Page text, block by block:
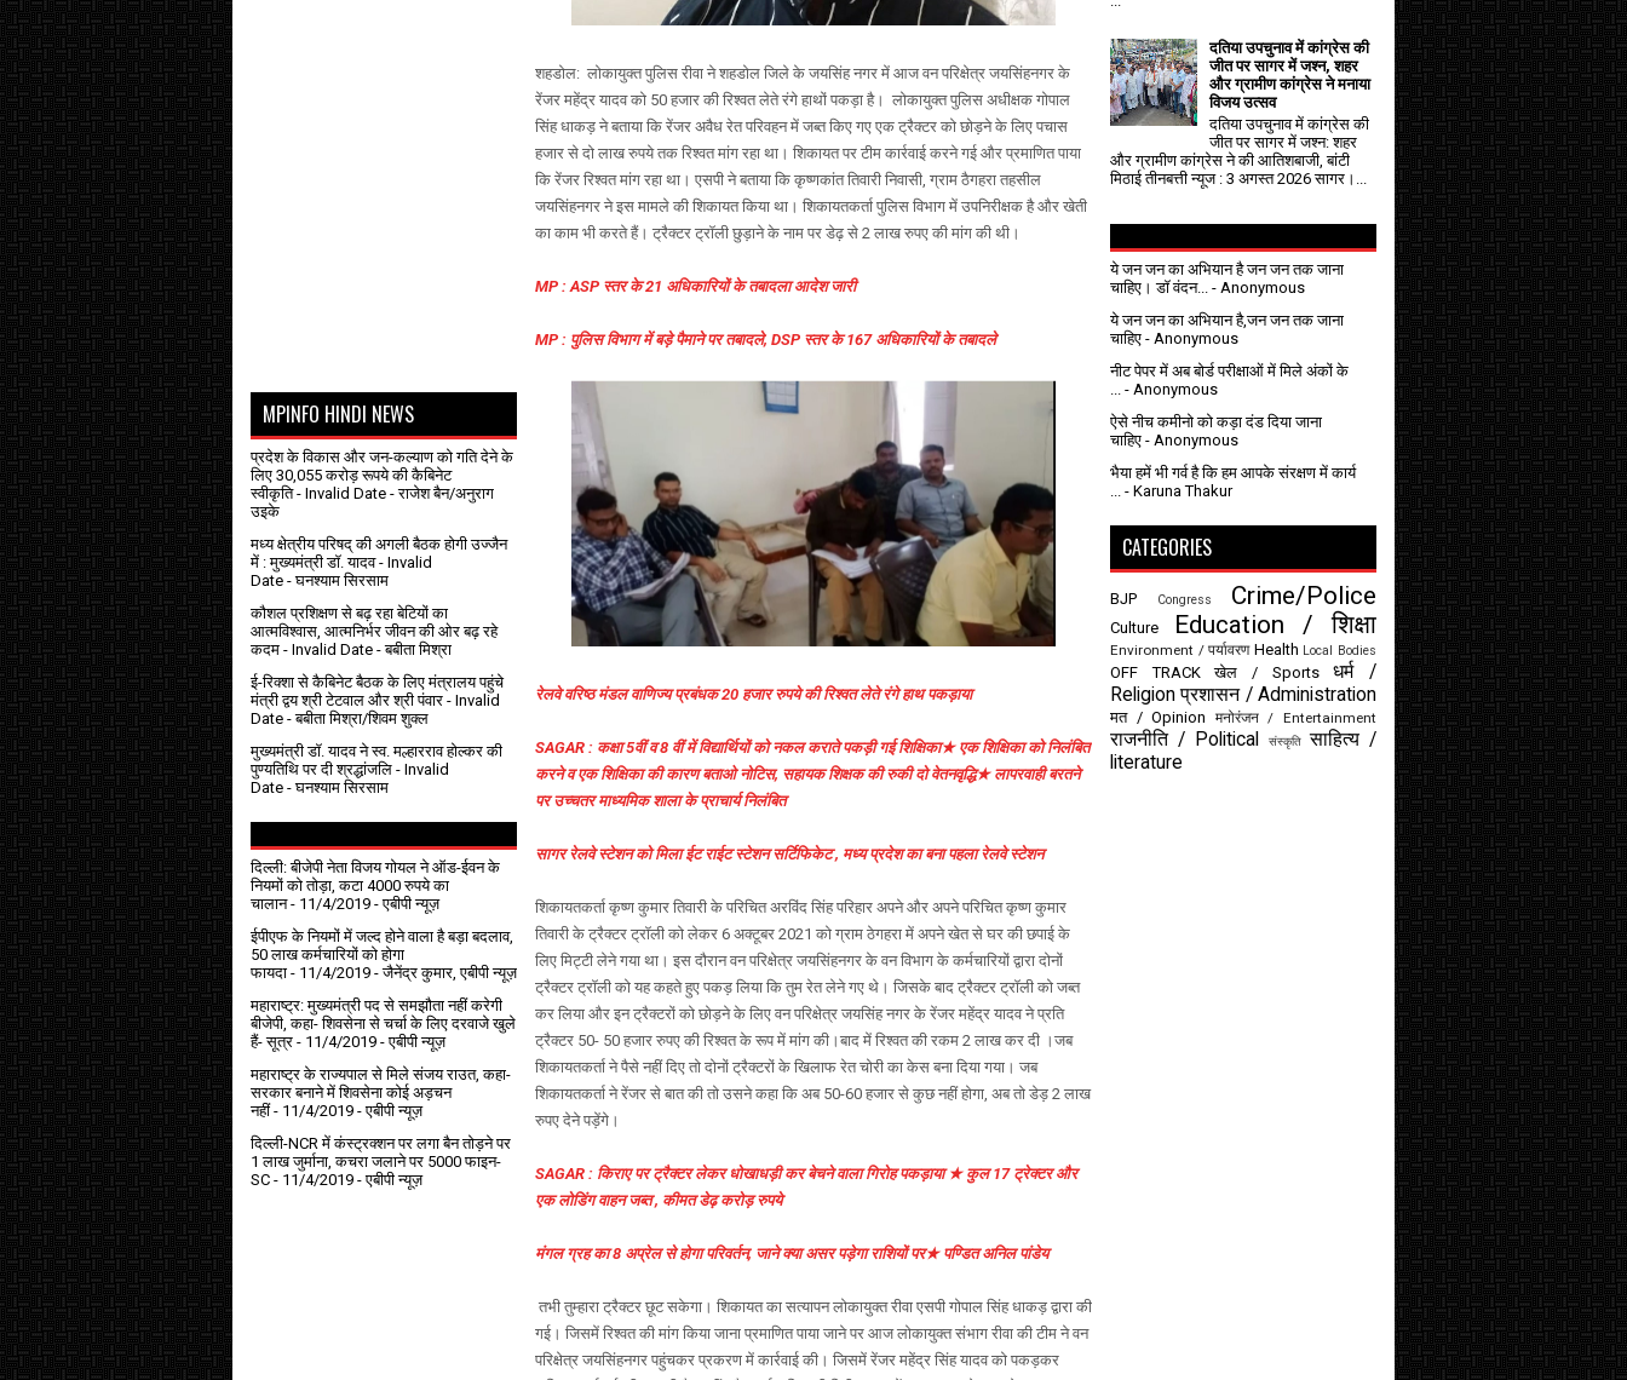
शहडोल: लोकायुक्त पुलिस रीवा ने शहडोल जिले के जयसिंह नगर में आज वन परिक्षेत्र जयसिंहनगर के
रेंजर महेंद्र यादव को 50 हजार की रिश्वत लेते रंगे हाथों पकड़ा है। लोकायुक्त पुलिस अधीक्षक गोपाल
सिंह धाकड़ ने बताया कि रेंजर अवैध रेत परिवहन में जब्त किए गए एक ट्रैक्टर को छोड़ने के लिए पचास
हजार से दो लाख रुपये तक रिश्वत मांग रहा था। शिकायत पर टीम कार्रवाई करने गई और प्रमाणित पाया
कि रेंजर रिश्वत मांग रहा था। एसपी ने बताया कि कृष्णकांत तिवारी निवासी, ग्राम ठैगहरा तहसील
जयसिंहनगर ने इस मामले की शिकायत किया था। शिकायतकर्ता पुलिस विभाग में उपनिरीक्षक है और खेती
का काम भी करते हैं। ट्रैक्टर ट्रॉली छुड़ाने के नाम पर डेढ़ से 2 लाख रुपए की मांग की थी।
MP : ASP स्तर के 21 अधिकारियों के तबादला आदेश जारी
MP : पुलिस विभाग में बड़े पैमाने पर तबादले, DSP स्तर के 167 अधिकारियों के तबादले
रेलवे वरिष्ठ मंडल वाणिज्य प्रबंधक 20 हजार रुपये की रिश्वत लेते रंगे हाथ पकड़ाया
SAGAR : कक्षा 5वीं व 8 वीं में विद्यार्थियों को नकल कराते पकड़ी गई शिक्षिका★ एक शिक्षिका को निलंबित
करने व एक शिक्षिका की कारण बताओ नोटिस, सहायक शिक्षक की रुकी दो वेतनवृद्धि★ लापरवाही बरतने
पर उच्चतर माध्यमिक शाला के प्राचार्य निलंबित
सागर रेलवे स्टेशन को मिला ईट राईट स्टेशन सर्टिफिकेट , मध्य प्रदेश का बना पहला रेलवे स्टेशन
शिकायतकर्ता कृष्ण कुमार तिवारी के परिचित अरविंद सिंह परिहार अपने और अपने परिचित कृष्ण कुमार
तिवारी के ट्रैक्टर ट्रॉली को लेकर 6 अक्टूबर 2021 को ग्राम ठेगहरा में अपने खेत से घर की छपाई के
लिए मिट्टी लेने गया था। इस दौरान वन परिक्षेत्र जयसिंहनगर के वन विभाग के कर्मचारियों द्वारा दोनों
ट्रैक्टर ट्रॉली को यह कहते हुए पकड़ लिया कि तुम रेत लेने गए थे। जिसके बाद ट्रैक्टर ट्रॉली को जब्त
कर लिया और इन ट्रैक्टरों को छोड़ने के लिए वन परिक्षेत्र जयसिंह नगर के रेंजर महेंद्र यादव ने प्रति
ट्रैक्टर 50- 50 हजार रुपए की रिश्वत के रूप में मांग की।बाद में रिश्वत की रकम 2 लाख कर दी ।जब
शिकायतकर्ता ने पैसे नहीं दिए तो दोनों ट्रैक्टरों के खिलाफ रेत चोरी का केस बना दिया गया। जब
शिकायतकर्ता ने रेंजर से बात की तो उसने कहा कि अब 50-60 हजार से कुछ नहीं होगा, अब तो डेड़ 2 लाख
रुपए देने पड़ेंगे।
SAGAR : किराए पर ट्रैक्टर लेकर धोखाधड़ी कर बेचने वाला गिरोह पकड़ाया ★ कुल 17 ट्रेक्टर और
एक लोडिंग वाहन जब्त , कीमत डेढ़ करोड़ रुपये
मंगल ग्रह का 8 अप्रेल से होगा परिवर्तन, जाने क्या असर पड़ेगा राशियों पर★ पण्डित अनिल पांडेय
तभी तुम्हारा ट्रैक्टर छूट सकेगा। शिकायत का सत्यापन लोकायुक्त रीवा एसपी गोपाल सिंह धाकड़ द्वारा की
गई। जिसमें रिश्वत की मांग किया जाना प्रमाणित पाया जाने पर आज लोकायुक्त संभाग रीवा की टीम ने वन
परिक्षेत्र जयसिंहनगर पहुंचकर प्रकरण में कार्रवाई की। जिसमें रेंजर महेंद्र सिंह यादव को पकड़कर
MPINFO HINDI NEWS
प्रदेश के विकास और जन-कल्याण को गति देने के
लिए 30,055 करोड़ रूपये की कैबिनेट
स्वीकृति- Invalid Date - राजेश बैन/अनुराग
उइके
मध्य क्षेत्रीय परिषद् की अगली बैठक होगी उज्जैन
में : मुख्यमंत्री डॉ. यादव- Invalid
Date - घनश्याम सिरसाम
कौशल प्रशिक्षण से बढ़ रहा बेटियों का
आत्मविश्वास, आत्मनिर्भर जीवन की ओर बढ़ रहे
कदम - Invalid Date - बबीता मिश्रा
ई-रिक्शा से कैबिनेट बैठक के लिए मंत्रालय पहुंचे
मंत्री द्वय श्री टेटवाल और श्री पंवार - Invalid
Date - बबीता मिश्रा/शिवम शुक्ल
मुख्यमंत्री डॉ. यादव ने स्व. मल्हारराव होल्कर की
पुण्यतिथि पर दी श्रद्धांजलि - Invalid
Date - घनश्याम सिरसाम
दिल्ली: बीजेपी नेता विजय गोयल ने ऑड-ईवन के
नियमों को तोड़ा, कटा 4000 रुपये का
चालान- 11/4/2019 - एबीपी न्यूज़
ईपीएफ के नियमों में जल्द होने वाला है बड़ा बदलाव,
50 लाख कर्मचारियों को होगा
फायदा - 11/4/2019 - जैनेंद्र कुमार, एबीपी न्यूज़
महाराष्ट्र: मुख्यमंत्री पद से समझौता नहीं करेगी
बीजेपी, कहा- शिवसेना से चर्चा के लिए दरवाजे खुले
हैं- सूत्र - 11/4/2019 - एबीपी न्यूज़
महाराष्ट्र के राज्यपाल से मिले संजय राउत, कहा-
सरकार बनाने में शिवसेना कोई अड़चन
नहीं- 11/4/2019 - एबीपी न्यूज़
दिल्ली-NCR में कंस्ट्रक्शन पर लगा बैन तोड़ने पर
1 लाख जुर्माना, कचरा जलाने पर ₹5000 फाइन-
SC - 11/4/2019 - एबीपी न्यूज़
दतिया उपचुनाव में कांग्रेस की
जीत पर सागर में जश्न, शहर
और ग्रामीण कांग्रेस ने मनाया
विजय उत्सव
दतिया उपचुनाव में कांग्रेस की
जीत पर सागर में जश्न: शहर
और ग्रामीण कांग्रेस ने की आतिशबाजी, बांटी
मिठाई तीनबत्ती न्यूज : 3 अगस्त 2026 सागर।...
ये जन जन का अभियान है जन जन तक जाना
चाहिए। डॉ वंदन...
- Anonymous
ये जन जन का अभियान है,जन जन तक जाना
चाहिए - Anonymous
नीट पेपर में अब बोर्ड परीक्षाओं में मिले अंकों के
- Anonymous
ऐसे नीच कमीनो को कड़ा दंड दिया जाना
चाहिए - Anonymous
भैया हमें भी गर्व है कि हम आपके संरक्षण में कार्य
- Karuna Thakur
CATEGORIES
BJP Congress Crime/Police
Culture Education / शिक्षा
Environment / पर्यावरण Health Local Bodies
OFF TRACK खेल / Sports
धर्म /
Religion प्रशासन / Administration
मत / Opinion मनोरंजन / Entertainment
राजनीति / Political संस्कृति साहित्य /
literature